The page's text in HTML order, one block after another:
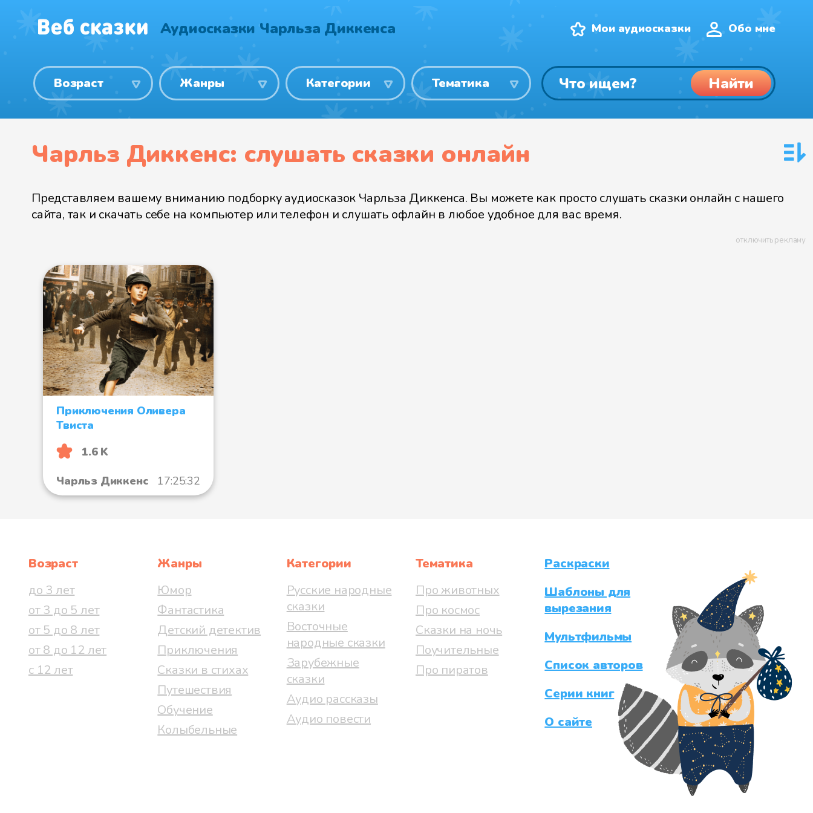
Аудиосказки Чарльза Диккенса Мои аудиосказки Обо мне
Возраст Жанры Категории Тематика Найти
Чарльз Диккенс: слушать сказки онлайн
Представляем вашему вниманию подборку аудиосказок Чарльза Диккенса. Вы можете как просто слушать сказки онлайн с нашего
сайта, так и скачать себе на компьютер или телефон и слушать офлайн в любое удобное для вас время.
отключить рекламу
Приключения Оливера
Твиста
1.6 K
Чарльз Диккенс
17:25:32
Возраст
до 3 лет
от 3 до 5 лет
от 5 до 8 лет
от 8 до 12 лет
с 12 лет
Жанры
Юмор
Фантастика
Детский детектив
Приключения
Сказки в стихах
Путешествия
Обучение
Колыбельные
Категории
Русские народные
сказки
Восточные
народные сказки
Зарубежные
сказки
Аудио рассказы
Аудио повести
Тематика
Про животных
Про космос
Сказки на ночь
Поучительные
Про пиратов
Раскраски
Шаблоны для
вырезания
Мультфильмы
Список авторов
Серии книг
О сайте